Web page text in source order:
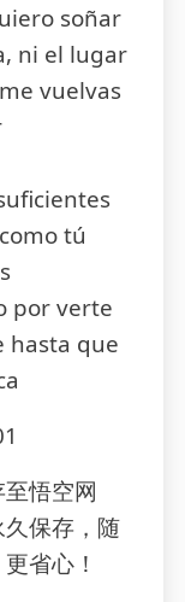
soñar
ni el lugar
vuelvas
tú
por verte
hasta que
悟空网
保存，随
省心！